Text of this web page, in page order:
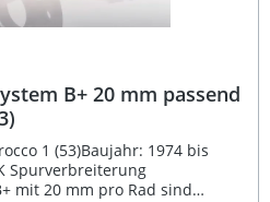
B+ 20 mm passend
1 (53)Baujahr: 1974 bis
Spurverbreiterung
mit 20 mm pro Rad sind